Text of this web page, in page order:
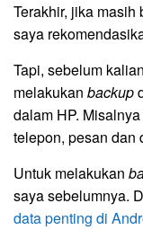
Terakhir, jika
saya
Tapi, sebelum
melakukan backup
dalam HP.
telepon, pesan dan
Untuk melakukan
saya sebelumnya.
data penting di